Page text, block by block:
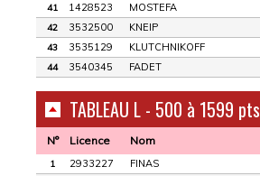
41 1428523 MOSTEFA
42 3532500 KNEIP
43 3535129 KLUTCHNIKOFF
44 3540345 FADET
TABLEAU L - 500 à 1599 pts
N° Licence Nom
1 2933227 FINAS